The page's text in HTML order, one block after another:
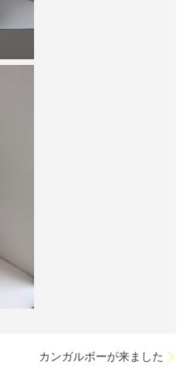
カンガルボーが来ました